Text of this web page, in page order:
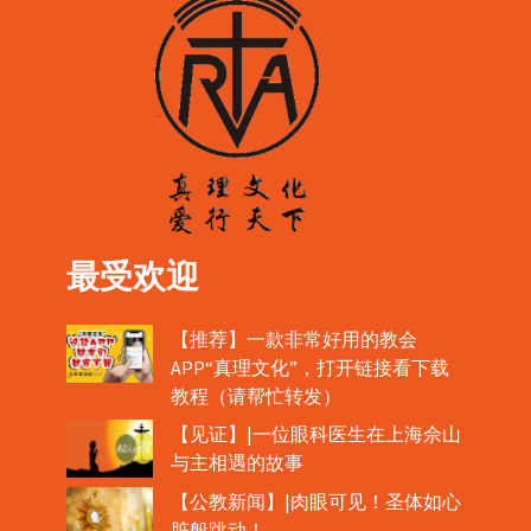
最受欢迎
【推荐】一款非常好用的教会
APP“真理文化”，打开链接看下载
教程（请帮忙转发）
【见证】|一位眼科医生在上海佘山
与主相遇的故事
【公教新闻】|肉眼可见！圣体如心